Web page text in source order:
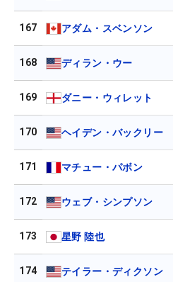
167 アダム・スベンソン
168 ディラン・ウー
169 ダニー・ウィレット
170 ヘイデン・バックリー
171 マチュー・パボン
172 ウェブ・シンプソン
173 星野 陸也
174 テイラー・ディクソン